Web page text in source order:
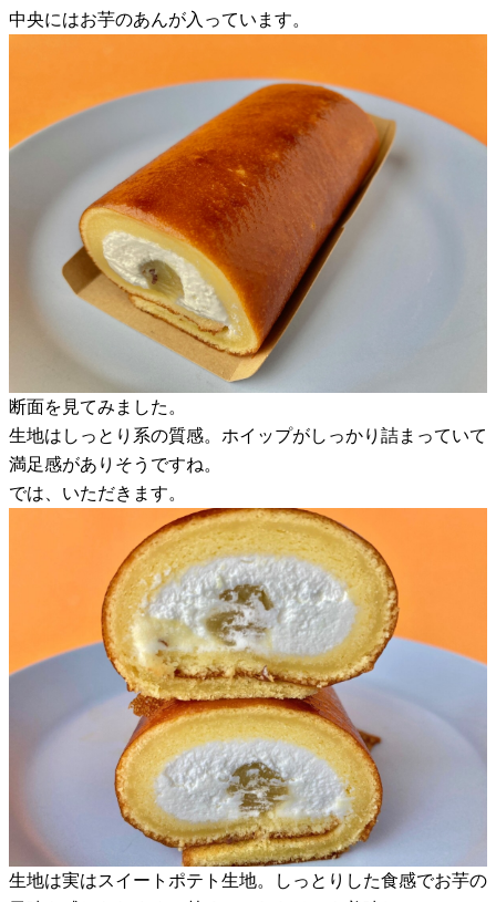
中央にはお芋のあんが入っています。
断面を見てみました。
生地はしっとり系の質感。ホイップがしっかり詰まっていて
満足感がありそうですね。
では、いただきます。
生地は実はスイートポテト生地。しっとりした食感でお芋の